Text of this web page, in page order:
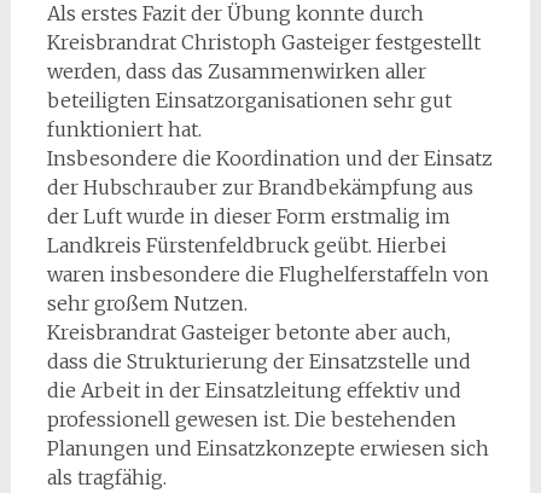
Als erstes Fazit der Übung konnte durch
Kreisbrandrat Christoph Gasteiger festgestellt
werden, dass das Zusammenwirken aller
beteiligten Einsatzorganisationen sehr gut
funktioniert hat.
Insbesondere die Koordination und der Einsatz
der Hubschrauber zur Brandbekämpfung aus
der Luft wurde in dieser Form erstmalig im
Landkreis Fürstenfeldbruck geübt. Hierbei
waren insbesondere die Flughelferstaffeln von
sehr großem Nutzen.
Kreisbrandrat Gasteiger betonte aber auch,
dass die Strukturierung der Einsatzstelle und
die Arbeit in der Einsatzleitung effektiv und
professionell gewesen ist. Die bestehenden
Planungen und Einsatzkonzepte erwiesen sich
als tragfähig.